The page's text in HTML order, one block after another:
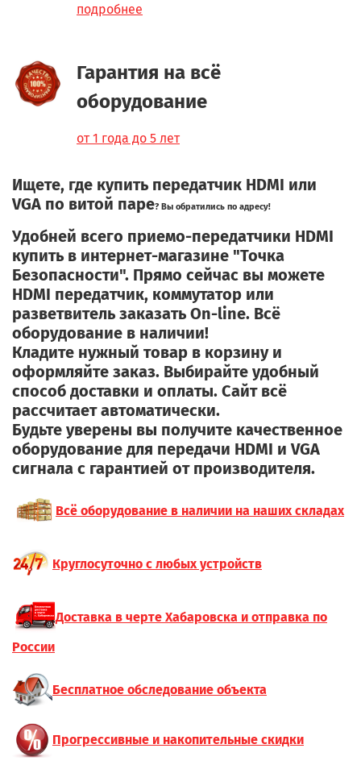
подробнее
Гарантия на всё
оборудование
от 1 года до 5 лет
Ищете, где купить передатчик HDMI или
VGA по витой паре? Вы обратились по адресу!
Удобней всего приемо-передатчики HDMI
купить в интернет-магазине "Точка
Безопасности". Прямо сейчас вы можете
HDMI передатчик, коммутатор или
разветвитель заказать On-line. Всё
оборудование в наличии!
Кладите нужный товар в корзину и
оформляйте заказ. Выбирайте удобный
способ доставки и оплаты. Сайт всё
рассчитает автоматически.
Будьте уверены вы получите качественное
оборудование для передачи HDMI и VGA
сигнала с гарантией от производителя.
Всё оборудование в наличии на наших складах
Круглосуточно с любых устройств
Доставка в черте Хабаровска и отправка по
России
Бесплатное обследование объекта
Прогрессивные и накопительные скидки